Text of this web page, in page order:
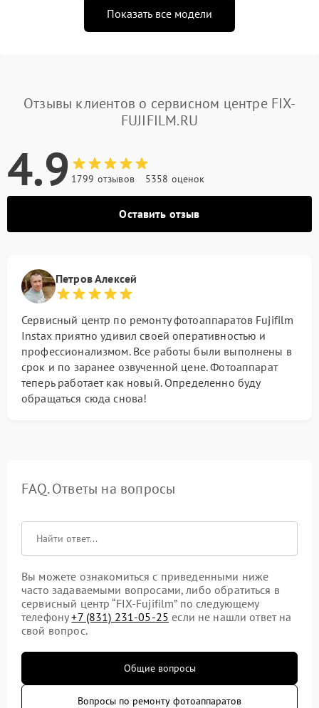
Показать все модели
Отзывы клиентов о сервисном центре FIX-
FUJIFILM.RU
4.9 1799 отзывов 5358 оценок
Оставить отзыв
Петров Алексей
Сервисный центр по ремонту фотоаппаратов Fujifilm
Instax приятно удивил своей оперативностью и
профессионализмом. Все работы были выполнены в
срок и по заранее озвученной цене. Фотоаппарат
теперь работает как новый. Определенно буду
обращаться сюда снова!
FAQ. Ответы на вопросы
Вы можете ознакомиться с приведенными ниже
часто задаваемыми вопросами, либо обратиться в
сервисный центр “FIX-Fujifilm” по следующему
телефону+7 (831) 231-05-25 если не нашли ответ на
свой вопрос.
Общие вопросы
Вопросы по ремонту фотоаппаратов